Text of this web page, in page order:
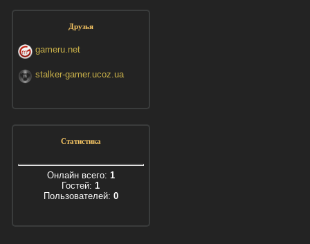
Друзья
gameru.net
stalker-gamer.ucoz.ua
Статистика
Онлайн всего: 1
Гостей: 1
Пользователей: 0